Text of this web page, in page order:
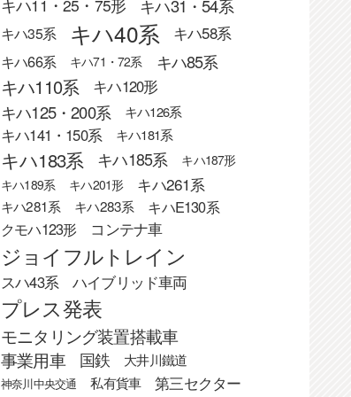
キハ11・25・75形 キハ31・54系
キハ35系 キハ40系
キハ58系
キハ66系
キハ71・72系 キハ85系
キハ110系 キハ120形
キハ125・200系 キハ126系
キハ141・150系 キハ181系
キハ183系 キハ185系
キハ187形
キハ189系
キハ201形 キハ261系
キハ281系 キハ283系
キハE130系
クモハ123形
コンテナ車
ジョイフルトレイン
スハ43系 ハイブリッド車両
プレス発表
モニタリング装置搭載車
事業用車 国鉄 大井川鐵道
神奈川中央交通 私有貨車
第三セクター